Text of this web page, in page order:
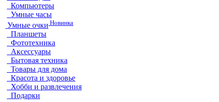
Компьютеры
Умные часы
Умные очки Новинка
Планшеты
Фототехника
Аксессуары
Бытовая техника
Товары для дома
Красота и здоровье
Хобби и развлечения
Подарки